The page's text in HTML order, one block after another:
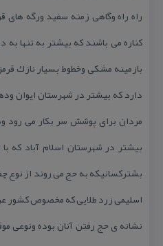
راه راه وگاهی زمنه سفید ورگه های
كناره می باشند كه بیشتر به تنها
بازمینه مشكی وخطوط بسیار نازك
دارد كه بیشتر در شهرستان ایوان
مردان برای پوشش سر بكار می رود
بیشتر در شهرستان اسلام آباد كه
بشتركسانیكه به حج می روند از نوع
اسلیمی زرد طلایی كه مخصوص كشور
نشانه ی حج رفتن آنان بوده ونوعی